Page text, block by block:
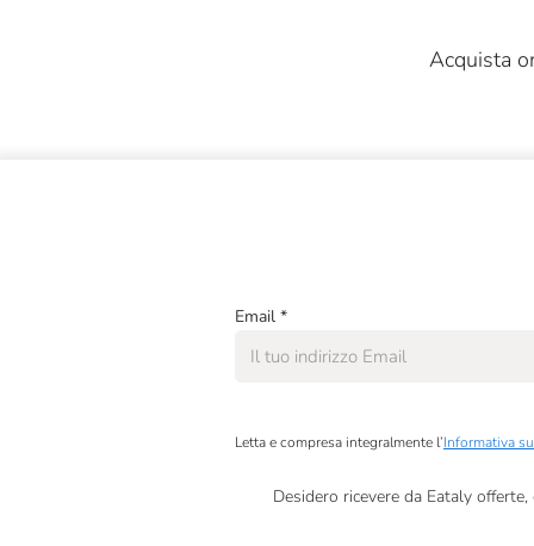
Acquista
Email *
Letta e compresa integralmente l’Informativa
Desidero ricevere da Eataly